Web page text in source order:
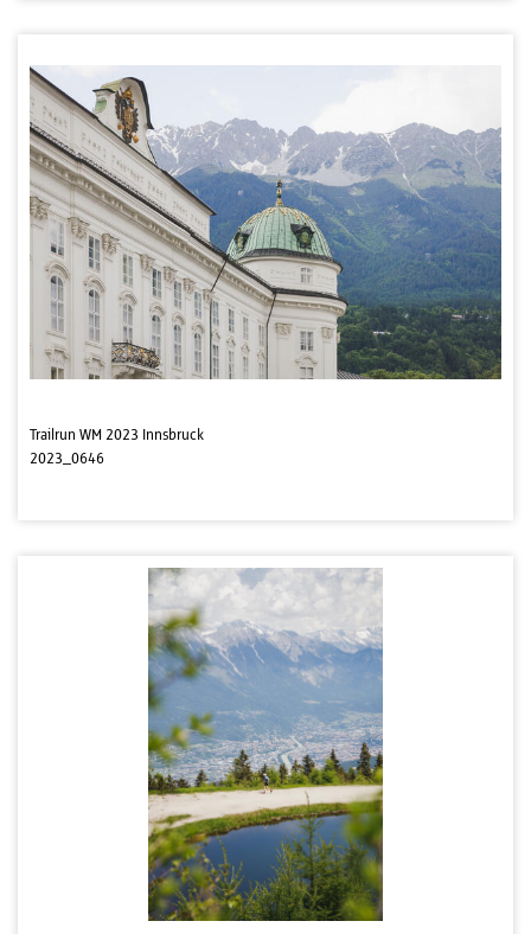
Trailrun WM 2023 Innsbruck
2023_0646